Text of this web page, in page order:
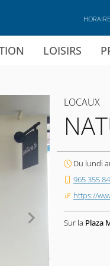
LOISIRS
LOCAUX
Du lundi
965 355
https://
Sur la Plaza